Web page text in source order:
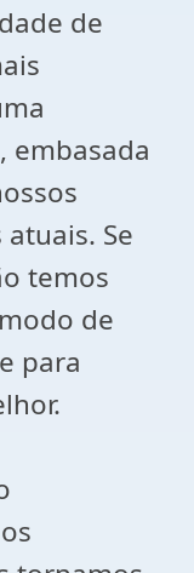
de
embasada
Se
temos
de
para